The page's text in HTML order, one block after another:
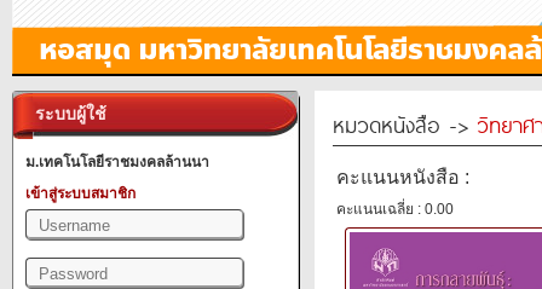
ระบบผู้ใช้
ม.เทคโนโลยีราชมงคลล้านนา
เข้าสู่ระบบสมาชิก
หมวดหนังสือ -> วิทยาศ
คะแนนหนังสือ :
คะแนนเฉลี่ย : 0.00